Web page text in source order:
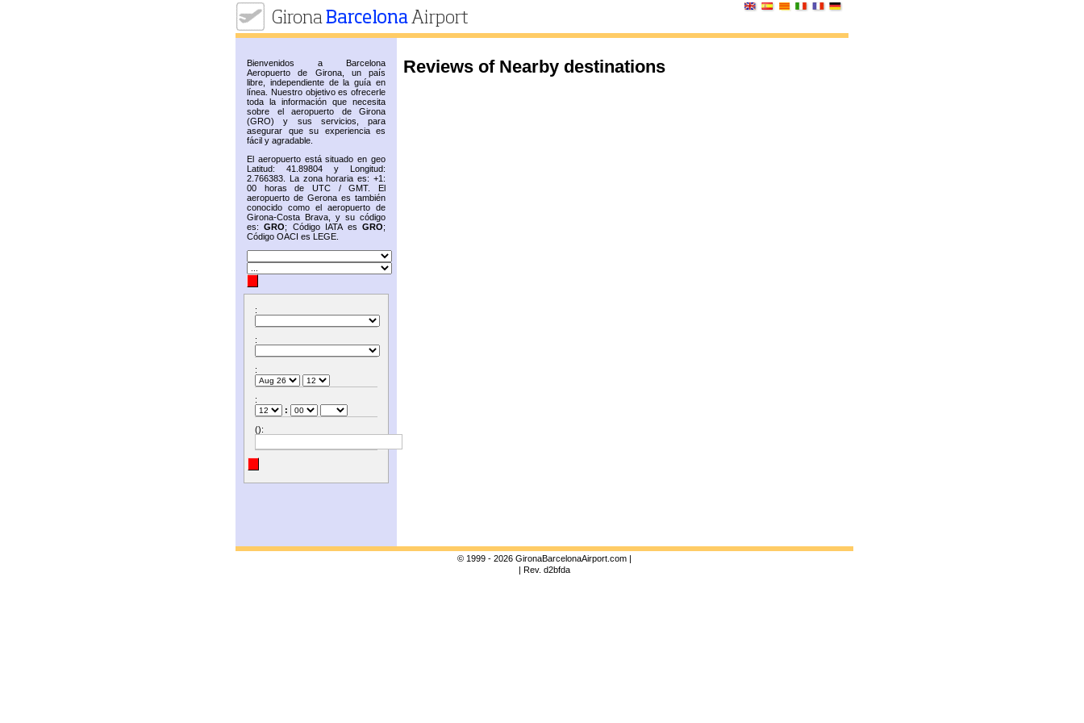
Bienvenidos a Barcelona
Aeropuerto de Girona, un país
libre, independiente de la guía en
línea. Nuestro objetivo es ofrecerle
toda la información que necesita
sobre el aeropuerto de Girona
(GRO) y sus servicios, para
asegurar que su experiencia es
fácil y agradable.
El aeropuerto está situado en geo
Latitud: 41.89804 y Longitud:
2.766383. La zona horaria es: +1:
00 horas de UTC / GMT. El
aeropuerto de Gerona es también
conocido como el aeropuerto de
Girona-Costa Brava, y su código
es:GRO; Código IATA esGRO;
Código OACI es LEGE.
:
:
:
:
:
():
Reviews of Nearby destinations
© 1999 - 2026 GironaBarcelonaAirport.com |
| Rev. d2bfda